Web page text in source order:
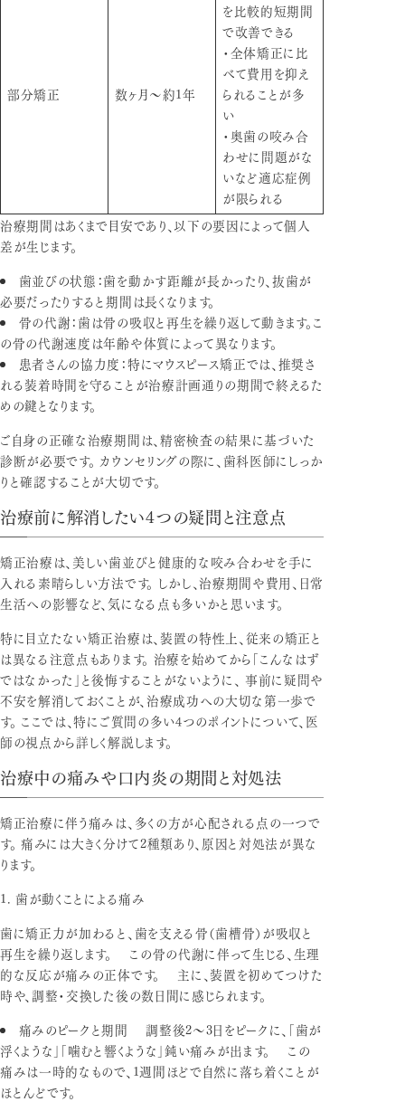
部分矯正 数ヶ月～約1年
を比較的短期間
で改善できる
・全体矯正に比
べて費用を抑え
られることが多
い
・奥歯の咬み合
わせに問題がな
いなど適応症例
が限られる
治療期間はあくまで目安であり、以下の要因によって個人
差が生じます。
歯並びの状態 ：歯を動かす距離が長かったり、抜歯が
必要だったりすると期間は長くなります。
骨の代謝：歯は骨の吸収と再生を繰り返して動きます。こ
の骨の代謝速度は年齢や体質によって異なります。
患者さんの協力度 ：特にマウスピース矯正では、推奨さ
れる装着時間を守ることが治療計画通りの期間で終えるた
めの鍵となります。
ご自身の正確な治療期間は、精密検査の結果に基づいた
診断が必要です。 カウンセリングの際に、歯科医師にしっか
りと確認することが大切です。
治療前に解消したい4つの疑問と注意点
矯正治療は、美しい歯並びと健康的な咬み合わせを手に
入れる素晴らしい方法です。 しかし、治療期間や費用、日常
生活への影響など、気になる点も多いかと思います。
特に目立たない矯正治療は、装置の特性上、従来の矯正と
は異なる注意点もあります。 治療を始めてから「こんなはず
ではなかった」と後悔することがないように、 事前に疑問や
不安を解消しておくことが、治療成功への大切な第一歩で
す。 ここでは、特にご質問の多い4つのポイントについて、医
師の視点から詳しく解説します。
治療中の痛みや口内炎の期間と対処法
矯正治療に伴う痛みは、多くの方が心配される点の一つで
す。 痛みには大きく分けて2種類あり、原因と対処法が異な
ります。
1. 歯が動くことによる痛み
歯に矯正力が加わると、歯を支える骨（歯槽骨）が吸収と
再生を繰り返します。 この骨の代謝に伴って生じる、生理
的な反応が痛みの正体です。 主に、装置を初めてつけた
時や、調整・交換した後の数日間に感じられます。
痛みのピークと期間 調整後2～3日をピークに、「歯が
浮くような」「噛むと響くような」鈍い痛みが出ます。 この
痛みは一時的なもので、1週間ほどで自然に落ち着くことが
ほとんどです。